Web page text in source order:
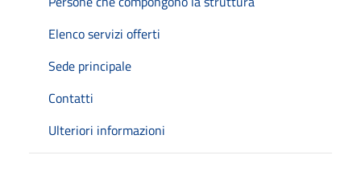
Elenco servizi offerti
Sede principale
Contatti
Ulteriori informazioni